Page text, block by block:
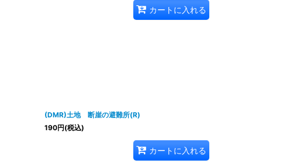
カートに入れる
(DMR)土地 断崖の避難所(R)
190円(税込)
カートに入れる